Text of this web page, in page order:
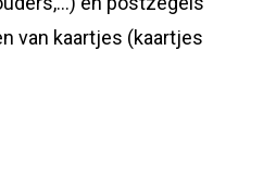
van kaartjes (kaartjes